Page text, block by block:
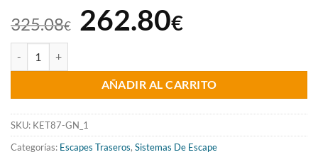
325.08€
El
original
era:
325.08€.
262.80€El
actual
es:
262.80€.
AÑADIR AL CARRITO
SKU: KET87-GN_1
Categorías: Escapes Traseros, Sistemas De Escape